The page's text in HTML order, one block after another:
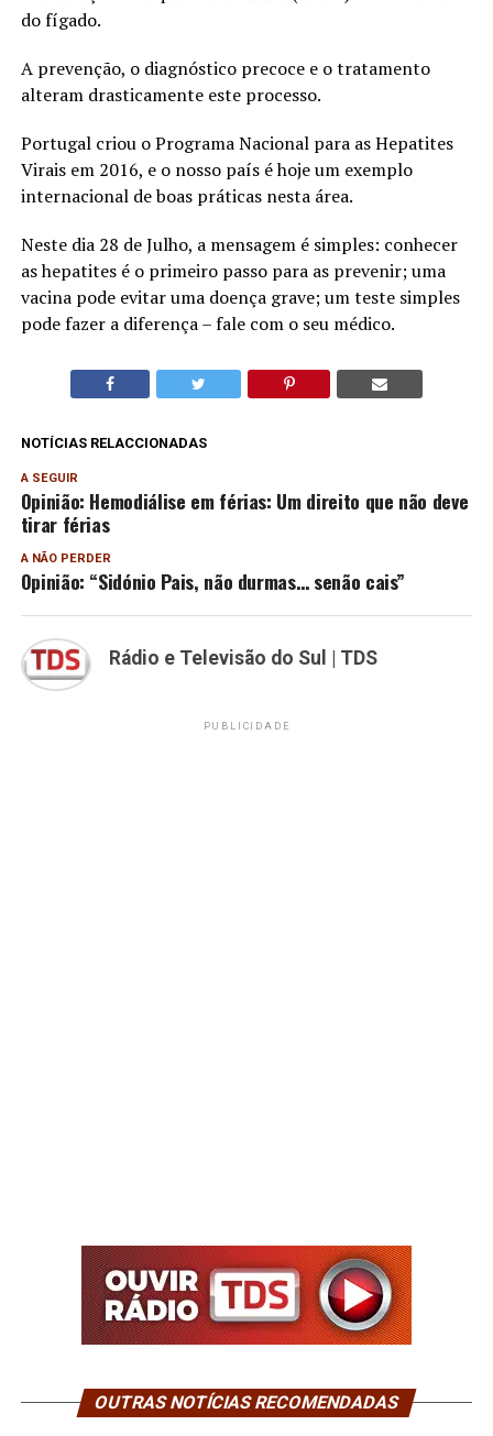
do fígado.
A prevenção, o diagnóstico precoce e o tratamento
alteram drasticamente este processo.
Portugal criou o Programa Nacional para as Hepatites
Virais em 2016, e o nosso país é hoje um exemplo
internacional de boas práticas nesta área.
Neste dia 28 de Julho, a mensagem é simples: conhecer
as hepatites é o primeiro passo para as prevenir; uma
vacina pode evitar uma doença grave; um teste simples
pode fazer a diferença – fale com o seu médico.
NOTÍCIAS RELACCIONADAS
A SEGUIR
Opinião: Hemodiálise em férias: Um direito que não deve
tirar férias
A NÃO PERDER
Opinião: “Sidónio Pais, não durmas… senão cais”
Rádio e Televisão do Sul | TDS
PUBLICIDADE
OUTRAS NOTÍCIAS RECOMENDADAS